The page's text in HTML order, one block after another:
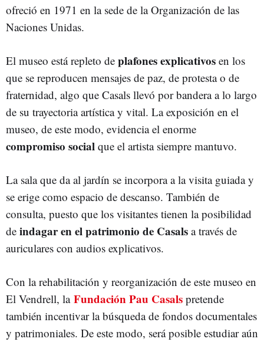
ofreció en 1971 en la sede de la Organización de las
Naciones Unidas.
El museo está repleto de plafones explicativos en los
que se reproducen mensajes de paz, de protesta o de
fraternidad, algo que Casals llevó por bandera a lo largo
de su trayectoria artística y vital. La exposición en el
museo, de este modo, evidencia el enorme
compromiso social que el artista siempre mantuvo.
La sala que da al jardín se incorpora a la visita guiada y
se erige como espacio de descanso. También de
consulta, puesto que los visitantes tienen la posibilidad
de indagar en el patrimonio de Casals a través de
auriculares con audios explicativos.
Con la rehabilitación y reorganización de este museo en
El Vendrell, la Fundación Pau Casals pretende
también incentivar la búsqueda de fondos documentales
y patrimoniales. De este modo, será posible estudiar aún